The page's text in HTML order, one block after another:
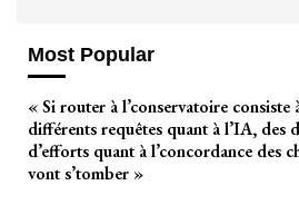
Most Popular
« Si router à l’conservatoire consiste
différents requêtes quant à l’IA, des
d’efforts quant à l’concordance des
vont s’tomber »